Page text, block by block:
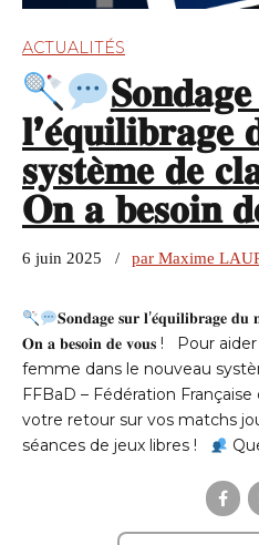
ACTUALITÉS
𝐒𝐨𝐧𝐝𝐚𝐠𝐞
𝐬𝐲𝐬𝐭𝐞̀𝐦𝐞 𝐝𝐞
𝐎𝐧 𝐚 𝐛𝐞𝐬𝐨𝐢𝐧
6 juin 2025 par Maxime
𝐒𝐨𝐧𝐝𝐚𝐠𝐞 𝐬𝐮𝐫 𝐥’𝐞́𝐪𝐮𝐢𝐥𝐢𝐛𝐫𝐚𝐠𝐞
𝐎𝐧 𝐚 𝐛𝐞𝐬𝐨𝐢𝐧 𝐝𝐞 𝐯𝐨𝐮𝐬 ! Pour
femme dans le nouveau
FFBaD – Fédération
votre retour sur vos matchs
séances de jeux libres !